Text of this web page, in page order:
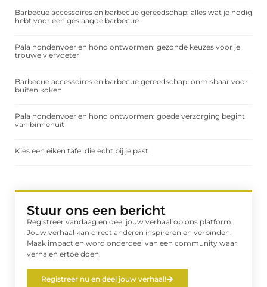
Barbecue accessoires en barbecue gereedschap: alles wat je nodig
hebt voor een geslaagde barbecue
Pala hondenvoer en hond ontwormen: gezonde keuzes voor je
trouwe viervoeter
Barbecue accessoires en barbecue gereedschap: onmisbaar voor
buiten koken
Pala hondenvoer en hond ontwormen: goede verzorging begint
van binnenuit
Kies een eiken tafel die echt bij je past
Stuur ons een bericht
Registreer vandaag en deel jouw verhaal op ons platform.
Jouw verhaal kan direct anderen inspireren en verbinden.
Maak impact en word onderdeel van een community waar
verhalen ertoe doen.
Registreer nu en deel jouw verhaal!